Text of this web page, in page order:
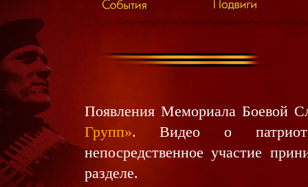
Появления Мемориала Боевой
Групп». Видео о
непосредственное участие
разделе.